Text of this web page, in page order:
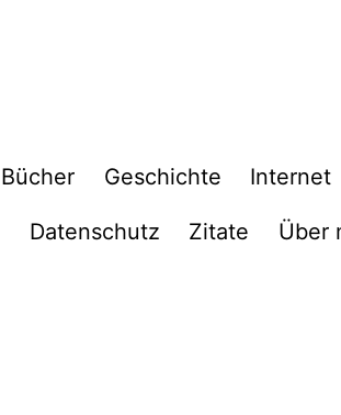
Bücher Geschichte Internet
Datenschutz Zitate Über